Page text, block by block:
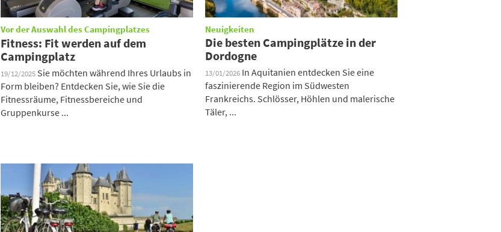
Vor der Auswahl des Campingplatzes
Fitness: Fit werden auf dem
Campingplatz
19/12/2025 Sie möchten während Ihres Urlaubs in
Form bleiben? Entdecken Sie, wie Sie die
Fitnessräume, Fitnessbereiche und
Gruppenkurse ...
Neuigkeiten
Die besten Campingplätze in der
Dordogne
13/01/2026 In Aquitanien entdecken Sie eine
faszinierende Region im Südwesten
Frankreichs. Schlösser, Höhlen und malerische
Täler, ...